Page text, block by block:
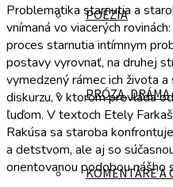
POÉZIA
PRÓZA, DRÁMA
KOMENTÁRE A
Problematika starnutia a
vnímaná vo viacerých
proces starnutia intímnym
postavy vyrovnať, na druhej
vymedzený rámec ich života
diskurzu, v ktorom prevláda
ľuďom. V textoch Etely
Rakúsa sa staroba
a detstvom, ale aj so
orientovanou podobou nášho